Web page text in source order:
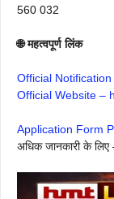
560 032
🌐 महत्वपूर्ण लिंक
Official
Official Website –
Application Form
अधिक जानकारी के